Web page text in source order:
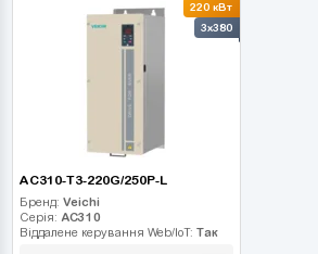
220 кВт
3x380
AC310-T3-220G/250P-L
Бренд: Veichi
Серія: AC310
Віддалене керування Web/IoT: Так